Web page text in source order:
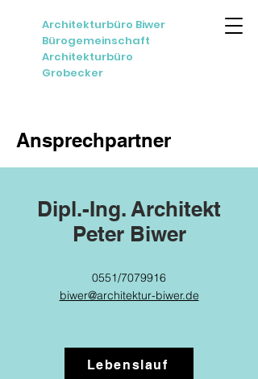
Architekturbüro Biwer
Bürogemeinschaft
Architekturbüro
Grobecker
Ansprechpartner
Dipl.-Ing. Architekt
Peter Biwer
0551/7079916
biwer@architektur-biwer.de
Lebenslauf